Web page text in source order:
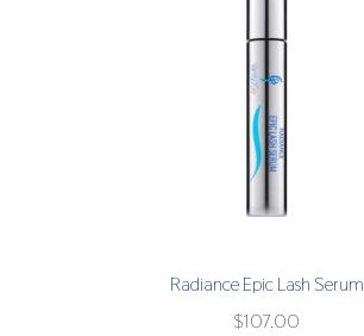
Radiance Epic Lash Serum
$107.00